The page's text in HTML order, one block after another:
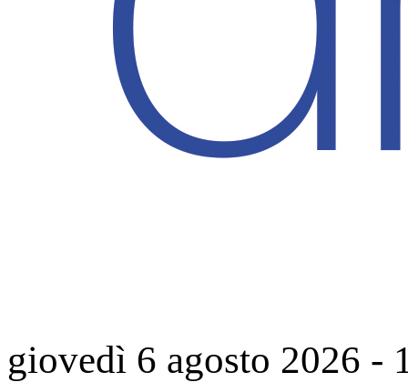
giovedì 6 agosto 2026 -